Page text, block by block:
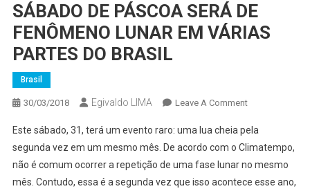
SÁBADO DE PÁSCOA SERÁ DE
FENÔMENO LUNAR EM VÁRIAS
PARTES DO BRASIL
Brasil
30/03/2018 Egivaldo LIMA Leave A CommentOn
DE
PÁSCOA
SERÁ
DE
Este sábado, 31, terá um evento raro: uma lua cheia pela
segunda vez em um mesmo mês. De acordo com o Climatempo,
não é comum ocorrer a repetição de uma fase lunar no mesmo
mês. Contudo, essa é a segunda vez que isso acontece esse ano,